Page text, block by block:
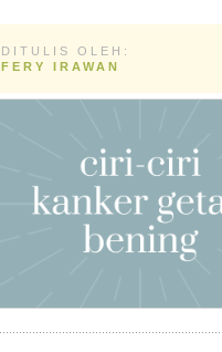
DITULIS OLEH:
FERY IRAWAN